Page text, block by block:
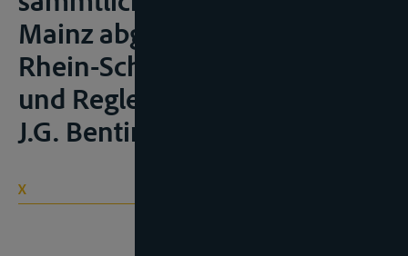
Mainz abgeschlossenen
Rhein-Schiffahrts-Vertrags
und Reglements, Amsterdam,
J.G. Bentinck, 1835, 103p
X